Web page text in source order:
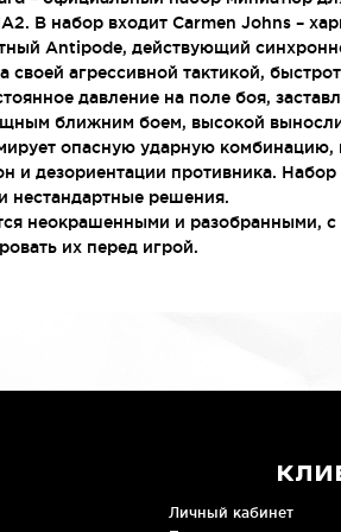
В набор входит Carmen Johns –
Antipode, действующий
своей агрессивной тактикой,
давление на поле боя,
ближним боем, высокой
опасную ударную
и дезориентации противника.
нестандартные решения.
неокрашенными и разобранными, с
их перед игрой.
Личный кабинет